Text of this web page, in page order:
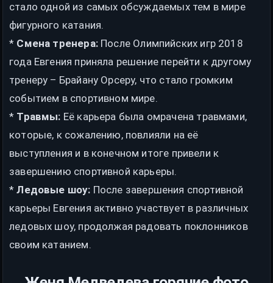
стало одной из самых обсуждаемых тем в мире
фигурного катания.
* Смена тренера:После Олимпийских игр 2018
года Евгения приняла решение перейти к другому
тренеру – Брайану Орсеру, что стало громким
событием в спортивном мире.
* Травмы: Её карьера была омрачена травмами,
которые, к сожалению, повлияли на её
выступления и в конечном итоге привели к
завершению спортивной карьеры.
*Ледовые шоу: После завершения спортивной
карьеры Евгения активно участвует в различных
ледовых шоу, продолжая радовать поклонников
своим катанием.